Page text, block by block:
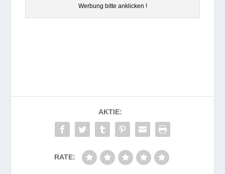
Wer­bung bitte anklicken !
AKTIE:
RATE: